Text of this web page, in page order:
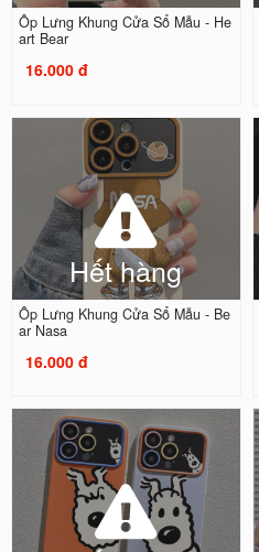
Ốp Lưng Khung Cửa Sổ Mẫu - He
art Bear
16.000 đ
Hết hàng
Ốp Lưng Khung Cửa Sổ Mẫu - Be
ar Nasa
16.000 đ